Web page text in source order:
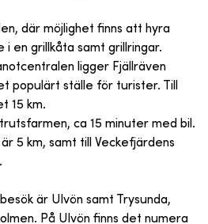
där möjlighet finns att hyra
i en grillkåta samt grillringar.
ligger Fjällräven
populärt ställe för turister. Till
15 km.
ca 15 minuter med bil.
5 km, samt till Veckefjärdens
är Ulvön samt Trysunda,
På Ulvön finns det numera